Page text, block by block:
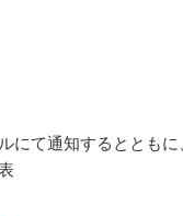
にて通知するとともに